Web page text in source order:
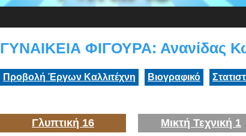
ΓΥΝΑΙΚΕΙΑ ΦΙΓΟΥΡΑ: Ανανίδας
Προβολή Έργων Καλλιτέχνη Βιογραφικό
Γλυπτική 16 Μικτή Τεχνική 1